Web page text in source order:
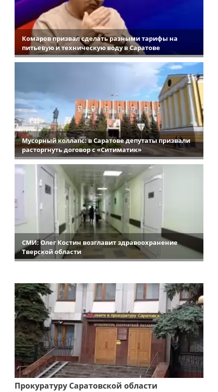
Комаров призвал сделать разными тарифы на
питьевую и техническую воду в Саратове
Мусорный коллапс: в Саратове депутаты призвали
расторгнуть договор с «Ситиматик»
СМИ: Олег Костин возглавит здравоохранение
Тверской области
Прокуратуру Саратовской области